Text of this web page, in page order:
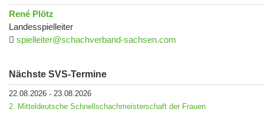
René Plötz
Landesspielleiter
spielleiter@schachverband-sachsen.com
Nächste SVS-Termine
22.08.2026 - 23.08.2026
2. Mitteldeutsche Schnellschachmeisterschaft der Frauen